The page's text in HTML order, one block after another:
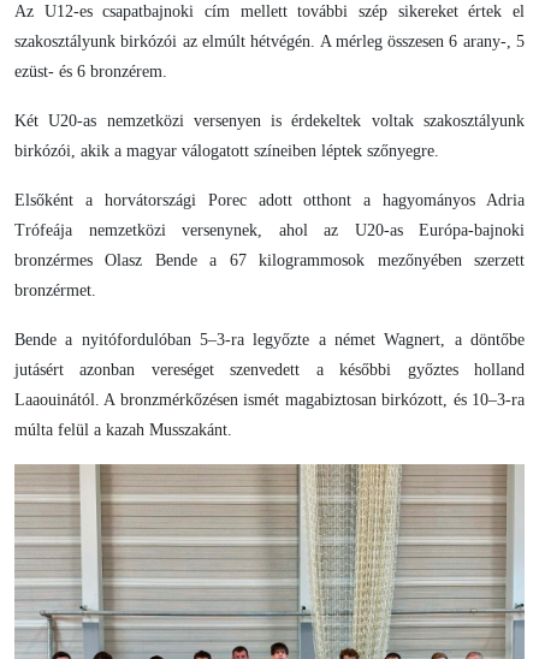
Az U12-es csapatbajnoki cím mellett további szép sikereket értek el
szakosztályunk birkózói az elmúlt hétvégén. A mérleg összesen 6 arany-, 5
ezüst- és 6 bronzérem.
Két U20-as nemzetközi versenyen is érdekeltek voltak szakosztályunk
birkózói, akik a magyar válogatott színeiben léptek szőnyegre.
Elsőként a horvátországi Porec adott otthont a hagyományos Adria
Trófeája nemzetközi versenynek, ahol az U20-as Európa-bajnoki
bronzérmes Olasz Bende a 67 kilogrammosok mezőnyében szerzett
bronzérmet.
Bende a nyitófordulóban 5–3-ra legyőzte a német Wagnert, a döntőbe
jutásért azonban vereséget szenvedett a későbbi győztes holland
Laaouinától. A bronzmérkőzésen ismét magabiztosan birkózott, és 10–3-ra
múlta felül a kazah Musszakánt.